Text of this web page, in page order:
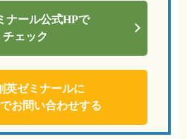
ナール公式HPで
チェック
英ゼミナールに
お問い合わせする